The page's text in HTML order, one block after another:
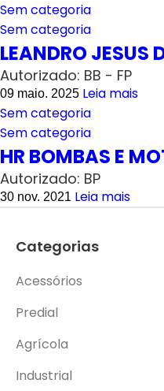
Sem categoria
Sem categoria
LEANDRO JESUS
Autorizado: BB - FP
09 maio. 2025 Leia mais
Sem categoria
Sem categoria
HR BOMBAS E
Autorizado: BP
30 nov. 2021 Leia mais
Categorias
Acessórios
Predial
Agrícola
Industrial